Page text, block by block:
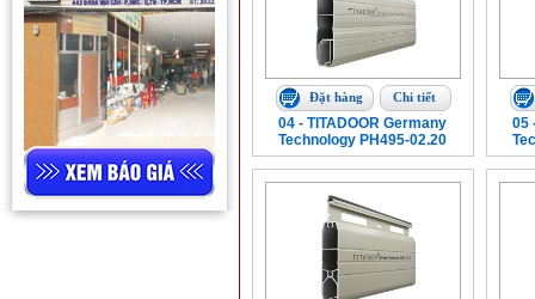
Đặt hàng Chi tiết
04 - TITADOOR Germany
Technology PH495-02.20
05